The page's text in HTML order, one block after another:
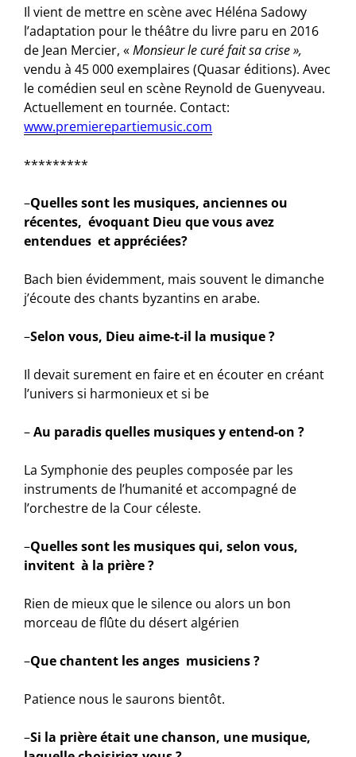
Il vient de mettre en scène avec Héléna Sadowy
l’adaptation pour le théâtre du livre paru en 2016
de Jean Mercier, «Monsieur le curé fait sa crise »,
vendu à 45 000 exemplaires (Quasar éditions). Avec
le comédien seul en scène Reynold de Guenyveau.
Actuellement en tournée. Contact:
www.premierepartiemusic.com
*********
–Quelles sont les musiques, anciennes ou
récentes, évoquant Dieu que vous avez
entendues et appréciées?
Bach bien évidemment, mais souvent le dimanche
j’écoute des chants byzantins en arabe.
–Selon vous, Dieu aime-t-il la musique ?
Il devait surement en faire et en écouter en créant
l’univers si harmonieux et si be
–Au paradis quelles musiques y entend-on ?
La Symphonie des peuples composée par les
instruments de l’humanité et accompagné de
l’orchestre de la Cour céleste.
–Quelles sont les musiques qui, selon vous,
invitent à la prière ?
Rien de mieux que le silence ou alors un bon
morceau de flûte du désert algérien
–Que chantent les anges musiciens ?
Patience nous le saurons bientôt.
–Si la prière était une chanson, une musique,